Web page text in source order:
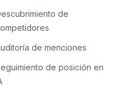
de
de menciones
de posición en